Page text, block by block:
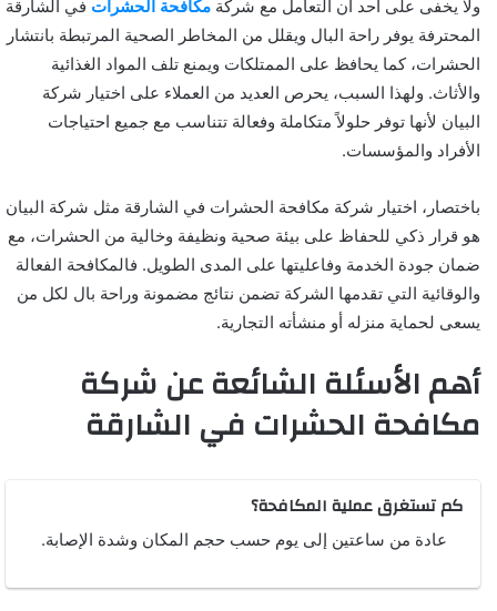
ولا يخفى على أحد أن التعامل مع شركة مكافحة الحشرات في الشارقة
المحترفة يوفر راحة البال ويقلل من المخاطر الصحية المرتبطة بانتشار
الحشرات، كما يحافظ على الممتلكات ويمنع تلف المواد الغذائية
والأثاث. ولهذا السبب، يحرص العديد من العملاء على اختيار شركة
البيان لأنها توفر حلولاً متكاملة وفعالة تتناسب مع جميع احتياجات
الأفراد والمؤسسات.
باختصار، اختيار شركة مكافحة الحشرات في الشارقة مثل شركة البيان
هو قرار ذكي للحفاظ على بيئة صحية ونظيفة وخالية من الحشرات، مع
ضمان جودة الخدمة وفاعليتها على المدى الطويل. فالمكافحة الفعالة
والوقائية التي تقدمها الشركة تضمن نتائج مضمونة وراحة بال لكل من
يسعى لحماية منزله أو منشأته التجارية.
أهم الأسئلة الشائعة عن شركة
مكافحة الحشرات في الشارقة
كم تستغرق عملية المكافحة؟
عادة من ساعتين إلى يوم حسب حجم المكان وشدة الإصابة.